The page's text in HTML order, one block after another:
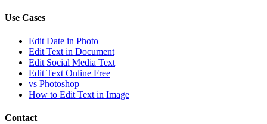
Use Cases
Edit Date in Photo
Edit Text in Document
Edit Social Media Text
Edit Text Online Free
vs Photoshop
How to Edit Text in Image
Contact